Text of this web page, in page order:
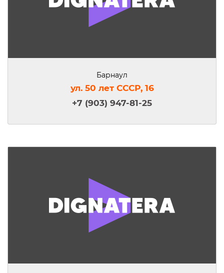
Барнаул
ул. 50 лет СССР, 16
+7 (903) 947-81-25